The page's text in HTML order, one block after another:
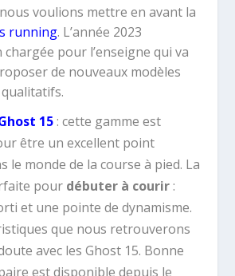
voulions mettre en avant la
running. L’année 2023
chargée pour l’enseigne qui va
de nouveaux modèles
15: cette gamme est
être un excellent point
le monde de la course à pied. La
pour débuter à courir:
et une pointe de dynamisme.
que nous retrouverons
avec les Ghost 15. Bonne
est disponible depuis le